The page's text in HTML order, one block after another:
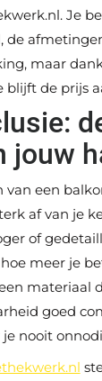
Je
de
maar
blijft de prijs
jouw
van een
af van je
of
meer je
materiaal
goed
je nooit